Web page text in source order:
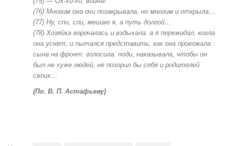
(76) Многим она очи позакрывала, но многим и открыла…
(77) Ну, спи, спи, мешаю я, а путь долгой…
(78) Хозяйка ворочалась и вздыхала. а я пережидал, когла
она уснёт, и пытался представить, как она провожала
сына на фронт: голосила. поди, наказывала, чтобы он
был не хуже людей, не позорил бы себя и родителей
своих…
(По. В. П. Астафьеву)